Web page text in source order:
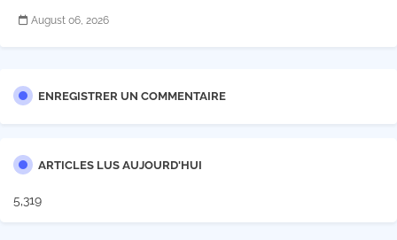
August 06, 2026
ENREGISTRER UN COMMENTAIRE
ARTICLES LUS AUJOURD'HUI
5,319